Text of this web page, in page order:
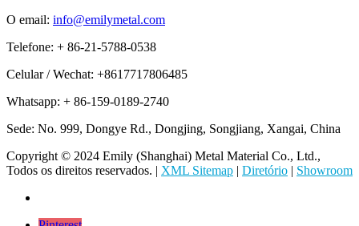
O email: info@emilymetal.com
Telefone: + 86-21-5788-0538
Celular / Wechat: +8617717806485
Whatsapp: + 86-159-0189-2740
Sede: No. 999, Dongye Rd., Dongjing, Songjiang, Xangai, China
Copyright © 2024 Emily (Shanghai) Metal Material Co., Ltd.,
Todos os direitos reservados. | XML Sitemap | Diretório | Showroom